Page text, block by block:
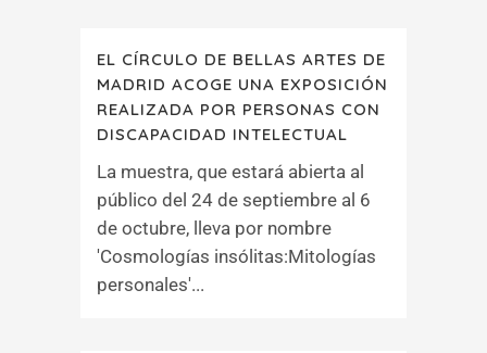
EL CÍRCULO DE BELLAS ARTES DE
MADRID ACOGE UNA EXPOSICIÓN
REALIZADA POR PERSONAS CON
DISCAPACIDAD INTELECTUAL
La muestra, que estará abierta al
público del 24 de septiembre al 6
de octubre, lleva por nombre
'Cosmologías insólitas:Mitologías
personales'...